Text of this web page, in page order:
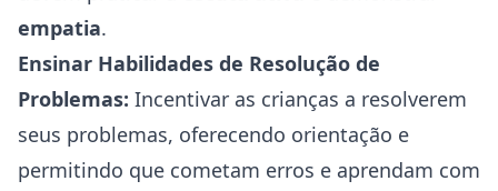
empatia.
Ensinar Habilidades de Resolução de
Problemas: Incentivar as crianças a resolverem
seus problemas, oferecendo orientação e
permitindo que cometam erros e aprendam com